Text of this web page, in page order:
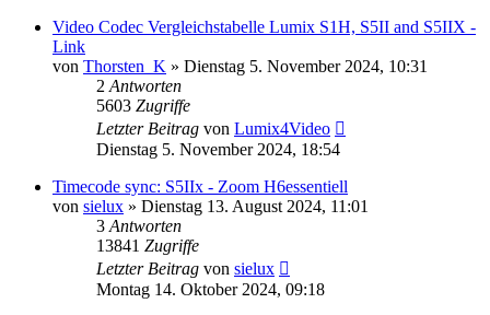
Video Codec Vergleichstabelle Lumix S1H, S5II and S5IIX -
Link
von Thorsten_K » Dienstag 5. November 2024, 10:31
2 Antworten
5603 Zugriffe
Letzter Beitrag von Lumix4Video
Dienstag 5. November 2024, 18:54
Timecode sync: S5IIx - Zoom H6essentiell
von sielux » Dienstag 13. August 2024, 11:01
3 Antworten
13841 Zugriffe
Letzter Beitrag von sielux
Montag 14. Oktober 2024, 09:18